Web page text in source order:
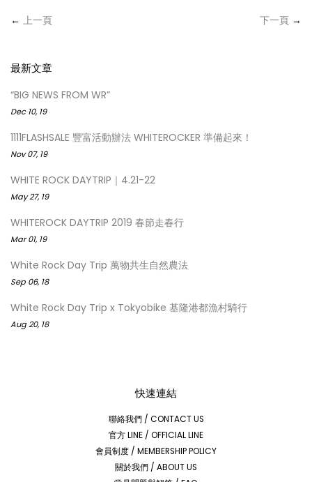
← 上一頁 下一頁 →
最新文章
“BIG NEWS FROM WR”
Dec 10, 19
1111FLASHSALE 豐富活動辦法 WHITEROCKER 準備起來！
Nov 07, 19
WHITE ROCK DAYTRIP｜4.21-22
May 27, 19
WHITEROCK DAYTRIP 2019 春節走春行
Mar 01, 19
White Rock Day Trip 萬物共生自然農法
Sep 06, 18
White Rock Day Trip x Tokyobike 基隆港都漁村騎行
Aug 20, 18
快速連結
聯絡我們 / CONTACT US
官方 LINE / OFFICIAL LINE
會員制度 / MEMBERSHIP POLICY
關於我們 / ABOUT US